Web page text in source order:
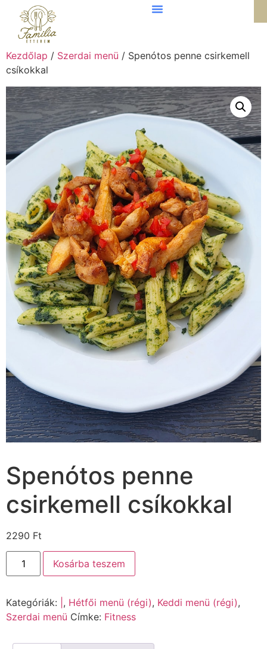
Kezdőlap / Szerdai menü / Spenótos penne csirkemell
csíkokkal
Spenótos penne
csirkemell csíkokkal
2290 Ft
Kosárba teszem
Kategóriák: , Hétfői menü (régi), Keddi menü (régi),
Szerdai menü Címke: Fitness